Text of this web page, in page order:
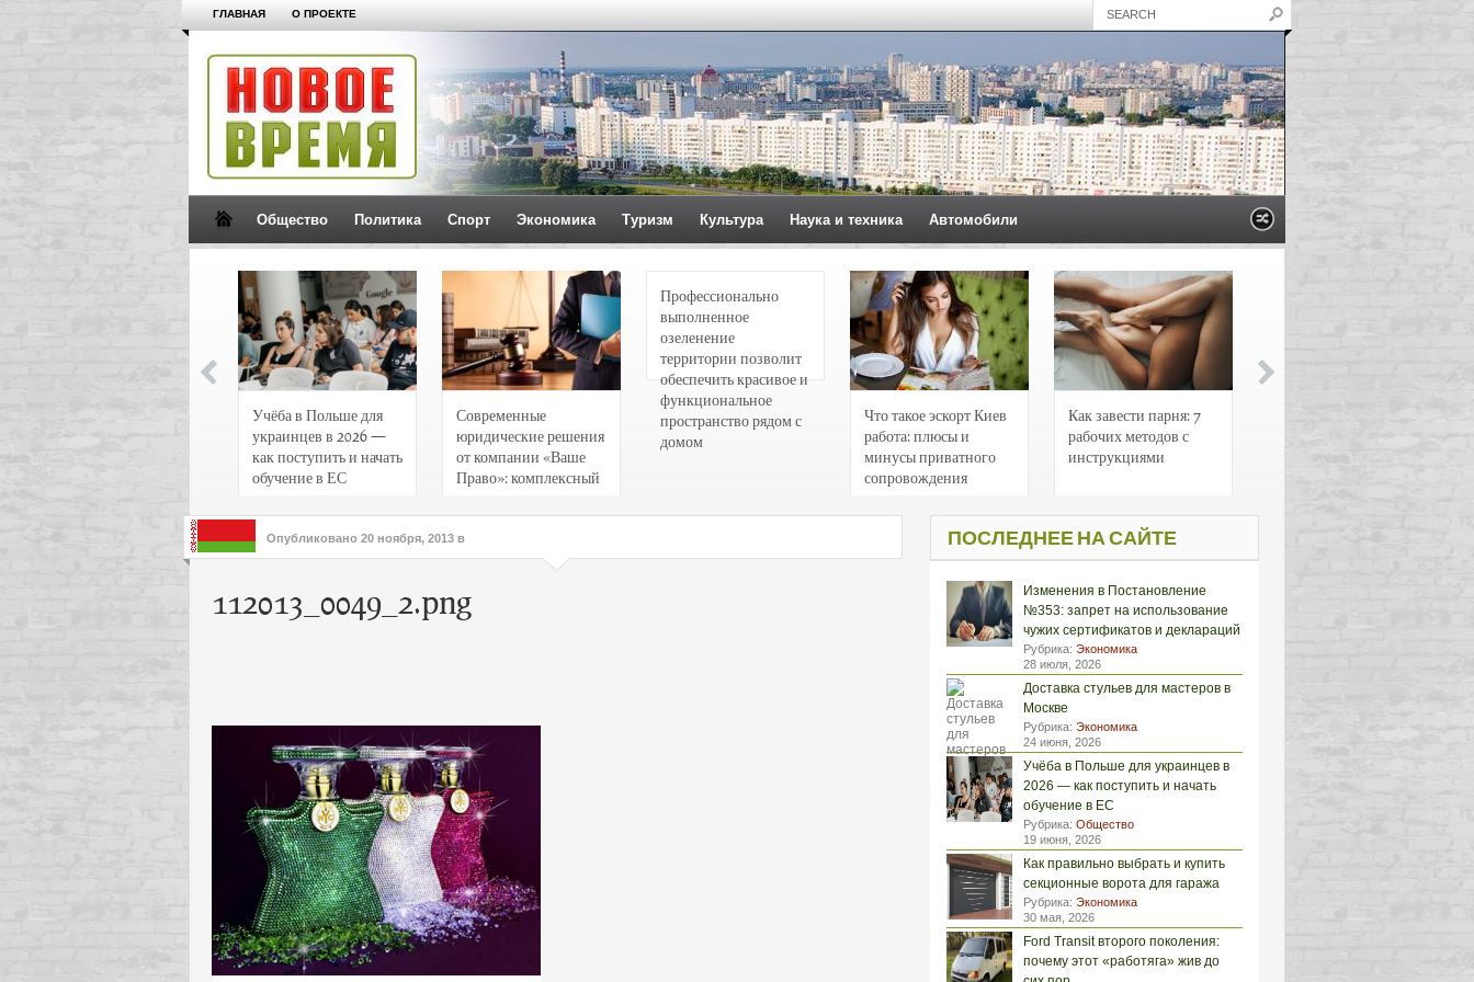
ГЛАВНАЯ О ПРОЕКТЕ
Общество Политика Спорт Экономика Туризм Культура Наука и техника Автомобили
Учёба в Польше для
украинцев в 2026 —
как поступить и начать
обучение в ЕС
Современные
юридические решения
от компании «Ваше
Право»: комплексный
интересов клиентов
Профессионально
выполненное
озеленение
территории позволит
обеспечить красивое и
функциональное
пространство рядом с
домом
Что такое эскорт Киев
работа: плюсы и
минусы приватного
сопровождения
Как завести парня: 7
рабочих методов с
инструкциями
Опубликовано 20 ноября, 2013 в
112013_0049_2.png
ПОСЛЕДНЕЕ НА САЙТЕ
Изменения в Постановление
№353: запрет на использование
чужих сертификатов и деклараций
Рубрика: Экономика
28 июля, 2026
Доставка стульев для мастеров в
Москве
Рубрика: Экономика
24 июня, 2026
Учёба в Польше для украинцев в
2026 — как поступить и начать
обучение в ЕС
Рубрика: Общество
19 июня, 2026
Как правильно выбрать и купить
секционные ворота для гаража
Рубрика: Экономика
30 мая, 2026
Ford Transit второго поколения:
почему этот «работяга» жив до